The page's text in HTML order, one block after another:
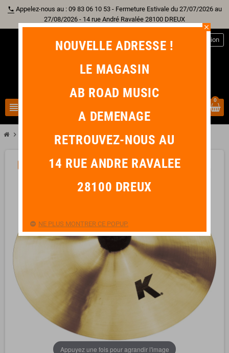
phone Appelez-nous au : 09 83 06 10 53 - Fermeture Estivale du 27/07/2026 au
27/08/2026 - 14 rue André Ravalée 28100 DREUX
view_headline
Connexion
0
chevron_right ZILDJIAN K Splash 10"
Appuyez une fois pour agrandir l'image
close
NOUVELLE ADRESSE !
LE MAGASIN
AB ROAD MUSIC
A DEMENAGE
RETROUVEZ-NOUS AU
14 RUE ANDRE RAVALEE
28100 DREUX
NE PLUS MONTRER CE POPUP.